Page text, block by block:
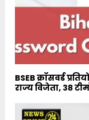
BSEB क्रॉसवर्ड
राज्य विजेता, 38